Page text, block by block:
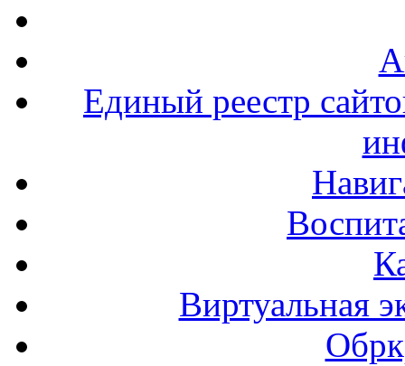
Единый реестр
Виртуальная